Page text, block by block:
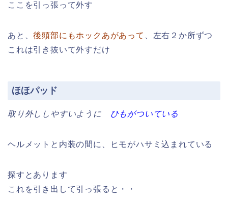
ここを引っ張って外す
あと、後頭部にもホックあがあって
、左右２か所ずつ
これは引き抜いて外すだけ
ほほパッド
取り外ししやすいように ひもがついている
ヘルメットと内装の間に、ヒモがハサミ込まれている
探すとあります
これを引き出して引っ張ると・・